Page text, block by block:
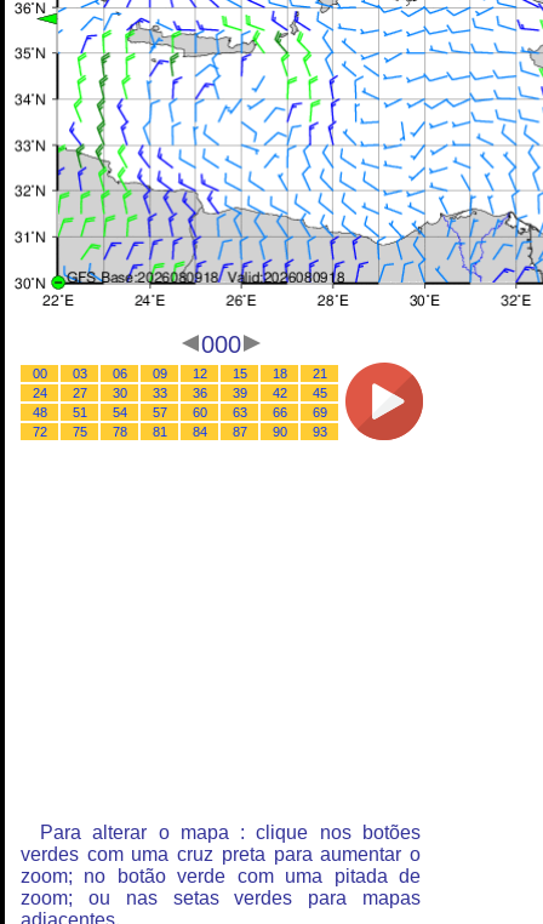
000
00 03 06 09 12 15 18
21
24
27 30 33 36 39 42
45
48
51 54 57 60 63 66
69
72
75 78 81 84 87 90 93
Para alterar o mapa : clique nos botões
verdes com uma cruz preta para aumentar o
zoom; no botão verde com uma pitada de
zoom; ou nas setas verdes para mapas
adjacentes.